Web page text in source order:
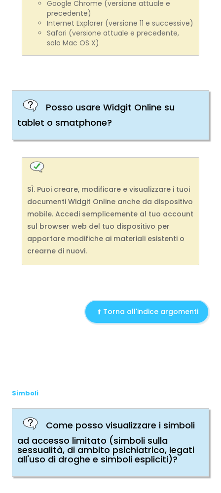
Google Chrome (versione attuale e
precedente)
Internet Explorer (versione 11 e successive)
Safari (versione attuale e precedente,
solo Mac OS X)
Posso usare Widgit Online su
tablet o smatphone?
SÌ. Puoi creare, modificare e visualizzare i tuoi
documenti Widgit Online anche da dispositivo
mobile. Accedi semplicemente al tuo account
sul browser web del tuo dispositivo per
apportare modifiche ai materiali esistenti o
crearne di nuovi.
⬆️ Torna all'indice argomenti
Simboli
Come posso visualizzare i simboli
ad accesso limitato (simboli sulla
sessualità, di ambito psichiatrico, legati
all'uso di droghe e simboli espliciti)?